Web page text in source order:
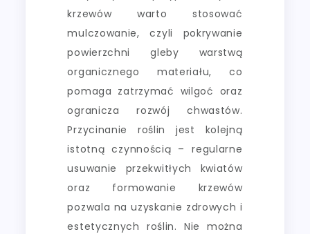
krzewów warto stosować
mulczowanie, czyli pokrywanie
powierzchni gleby warstwą
organicznego materiału, co
pomaga zatrzymać wilgoć oraz
ogranicza rozwój chwastów.
Przycinanie roślin jest kolejną
istotną czynnością – regularne
usuwanie przekwitłych kwiatów
oraz formowanie krzewów
pozwala na uzyskanie zdrowych i
estetycznych roślin. Nie można